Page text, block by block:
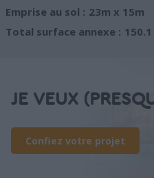
Emprise au sol : 23m x 15m
Total surface annexe : 150.1
JE VEUX
Confiez votre projet